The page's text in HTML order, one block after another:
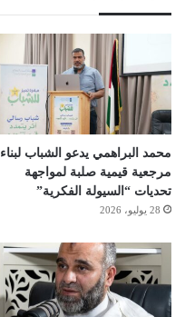
محمد البراهمي يدعو الشباب لبناء
مرجعية قيمية صلبة لمواجهة
تحديات “السيولة الفكرية”
28 يوليو، 2026